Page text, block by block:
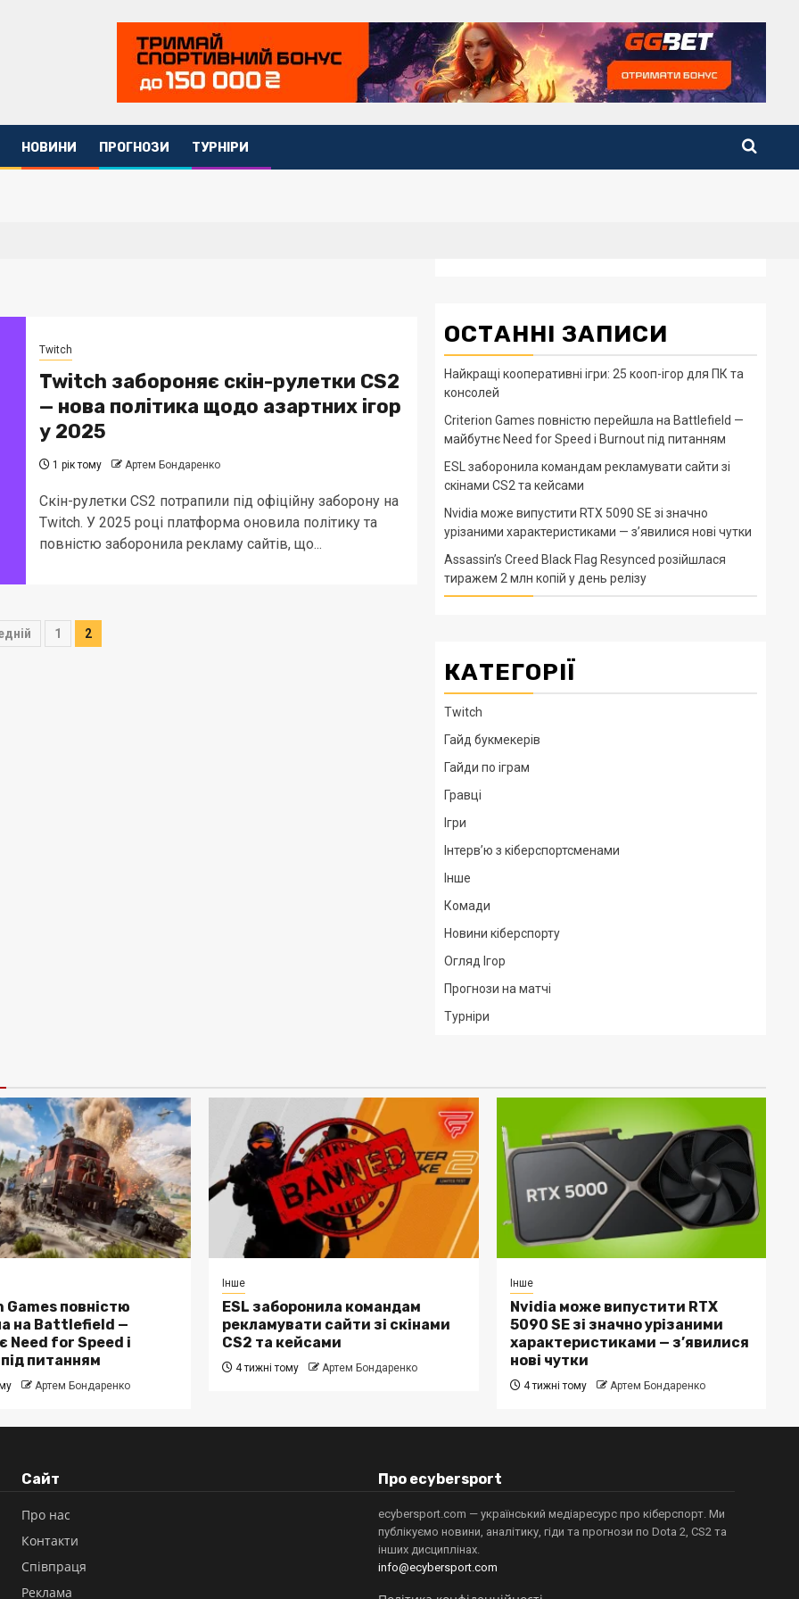
НОВИНИ ПРОГНОЗИ ТУРНІРИ
Twitch
Twitch забороняє скін-рулетки CS2
— нова політика щодо азартних ігор
у 2025
1 рік тому Артем Бондаренко
Скін-рулетки CS2 потрапили під офіційну заборону на
Twitch. У 2025 році платформа оновила політику та
повністю заборонила рекламу сайтів, що...
1 2
ОСТАННІ ЗАПИСИ
Найкращі кооперативні ігри: 25 кооп-ігор для ПК та
консолей
Criterion Games повністю перейшла на Battlefield —
майбутнє Need for Speed і Burnout під питанням
ESL заборонила командам рекламувати сайти зі
скінами CS2 та кейсами
Nvidia може випустити RTX 5090 SE зі значно
урізаними характеристиками — з’явилися нові чутки
Assassin’s Creed Black Flag Resynced розійшлася
тиражем 2 млн копій у день релізу
КАТЕГОРІЇ
Twitch
Гайд букмекерів
Гайди по іграм
Гравці
Ігри
Інтерв’ю з кіберспортсменами
Інше
Комади
Новини кіберспорту
Огляд Ігор
Прогнози на матчі
Турніри
повністю
на Battlefield —
Need for Speed і
питанням
Артем Бондаренко
Інше
ESL заборонила командам
рекламувати сайти зі скінами
CS2 та кейсами
4 тижні тому Артем Бондаренко
Інше
Nvidia може випустити RTX
5090 SE зі значно урізаними
характеристиками — з’явилися
нові чутки
4 тижні тому Артем Бондаренко
Сайт
Про нас
Контакти
Співпраця
Реклама
Про ecybersport
ecybersport.com — український медіаресурс про кіберспорт. Ми
публікуємо новини, аналітику, гіди та прогнози по Dota 2, CS2 та
інших дисциплінах.
info@ecybersport.com